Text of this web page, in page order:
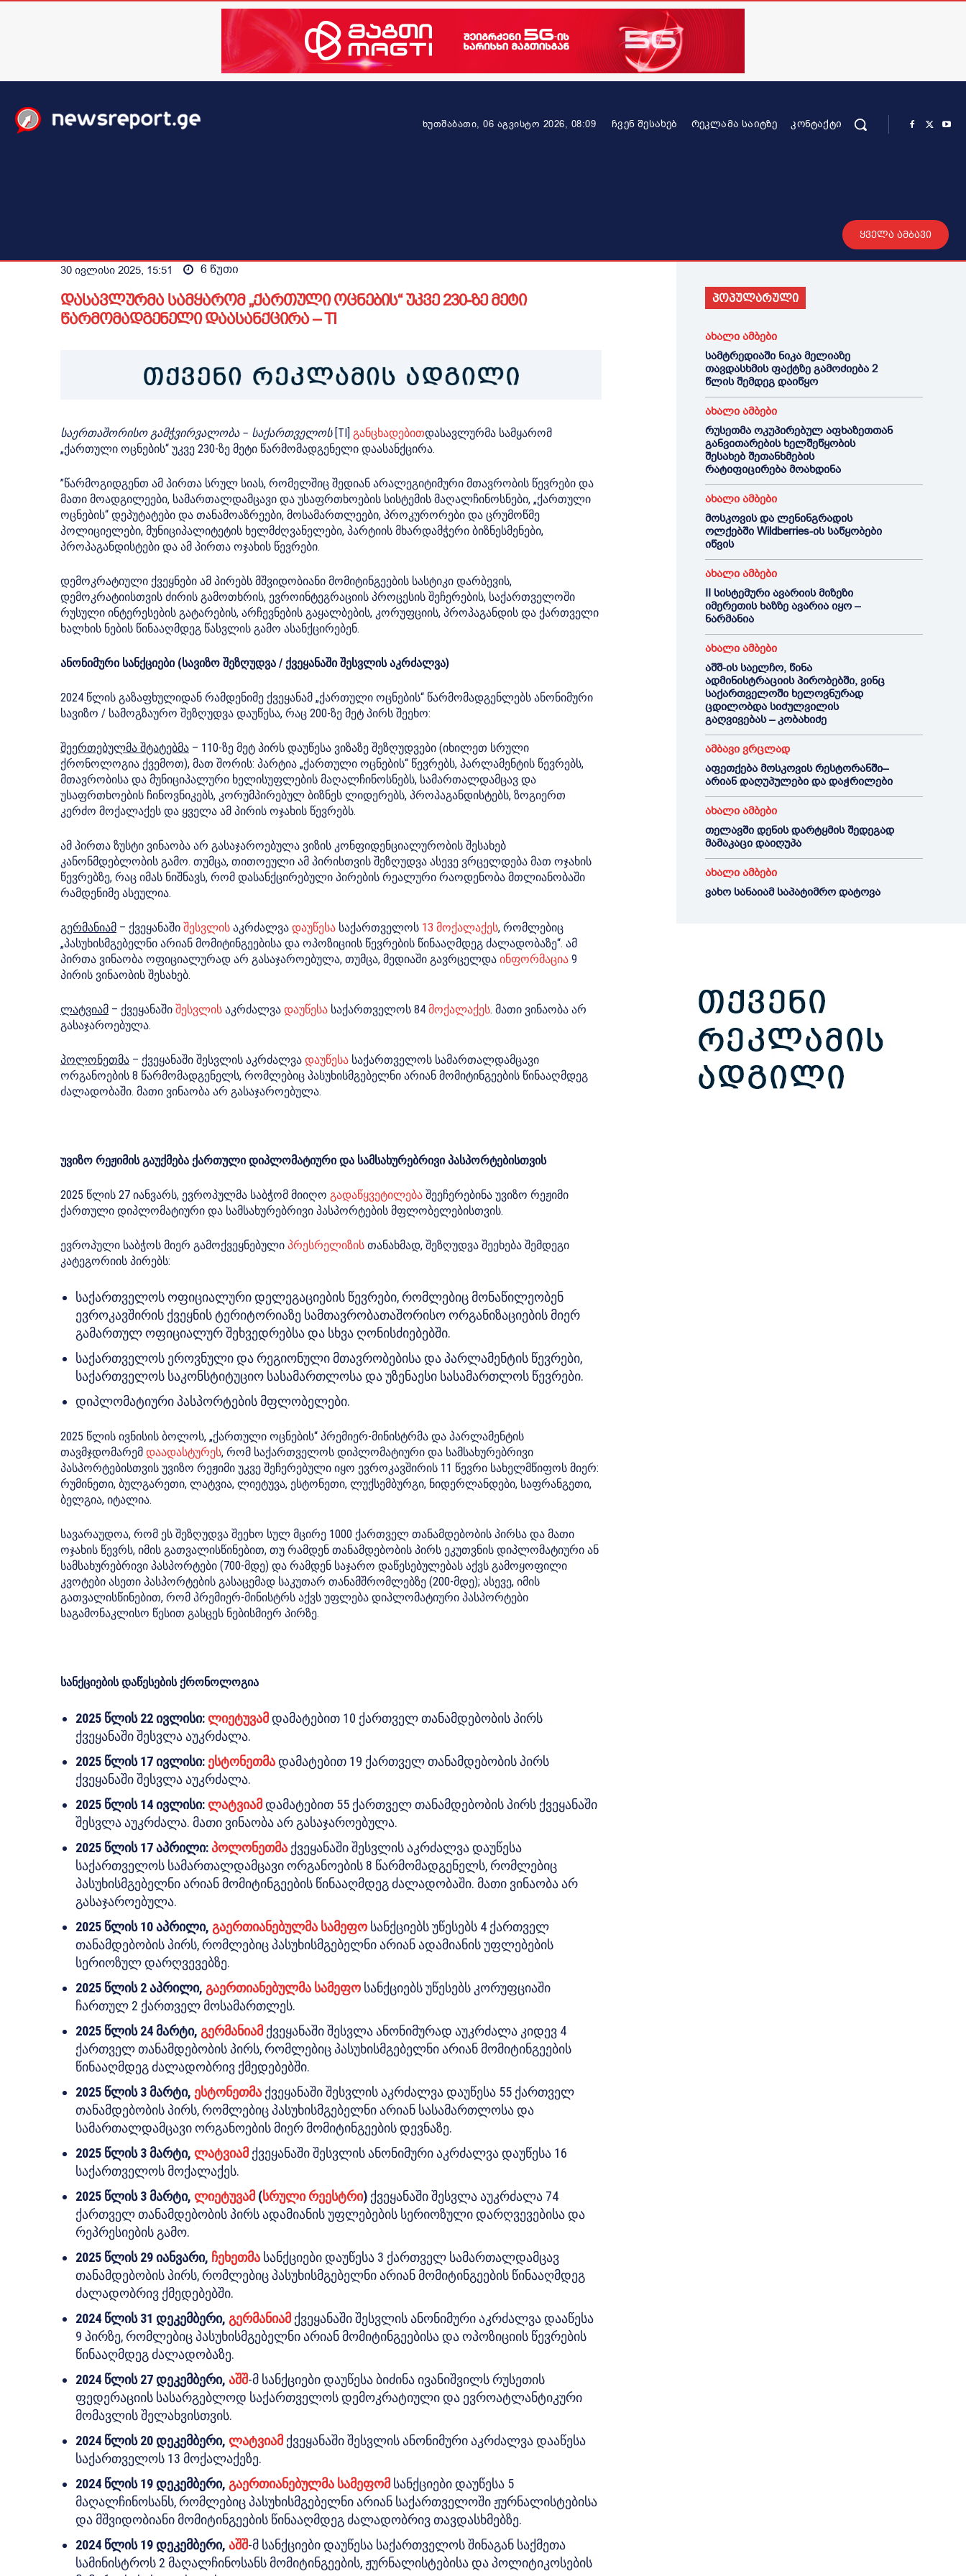
ხუთშაბათი, 06 აგვისტო 2026, 08:09 ᲩᲕᲔᲜ ᲨᲔᲡᲐᲮᲔᲑ ᲠᲔᲙᲚᲐᲛᲐ ᲡᲐᲘᲢᲖᲔ ᲙᲝᲜᲢᲐᲥᲢᲘ
ყველა ამბავი
30 ივლისი 2025, 15:51 6 წუთი
დასავლურმა სამყარომ „ქართული ოცნების“ უკვე 230-ზე მეტი
წარმომადგენელი დაასანქცირა – TI
საერთაშორისო გამჭვირვალობა – საქართველოს [TI] განცხადებითდასავლურმა სამყარომ
„ქართული ოცნების“ უკვე 230-ზე მეტი წარმომადგენელი დაასანქცირა.
”წარმოგიდგენთ ამ პირთა სრულ სიას, რომელშიც შედიან არალეგიტიმური მთავრობის წევრები და
მათი მოადგილეები, სამართალდამცავი და უსაფრთხოების სისტემის მაღალჩინოსნები, „ქართული
ოცნების“ დეპუტატები და თანამოაზრეები, მოსამართლეები, პროკურორები და ცრუმოწმე
პოლიციელები, მუნიციპალიტეტის ხელმძღვანელები, პარტიის მხარდამჭერი ბიზნესმენები,
პროპაგანდისტები და ამ პირთა ოჯახის წევრები.
დემოკრატიული ქვეყნები ამ პირებს მშვიდობიანი მომიტინგეების სასტიკი დარბევის,
დემოკრატიისთვის ძირის გამოთხრის, ევროინტეგრაციის პროცესის შეჩერების, საქართველოში
რუსული ინტერესების გატარების, არჩევნების გაყალბების, კორუფციის, პროპაგანდის და ქართველი
ხალხის ნების წინააღმდეგ წასვლის გამო ასანქცირებენ.
ანონიმური სანქციები (სავიზო შეზღუდვა / ქვეყანაში შესვლის აკრძალვა)
2024 წლის გაზაფხულიდან რამდენიმე ქვეყანამ „ქართული ოცნების“ წარმომადგენლებს ანონიმური
სავიზო / სამოგზაურო შეზღუდვა დაუწესა, რაც 200-ზე მეტ პირს შეეხო:
შეერთებულმა შტატებმა – 110-ზე მეტ პირს დაუწესა ვიზაზე შეზღუდვები (იხილეთ სრული
ქრონოლოგია ქვემოთ), მათ შორის: პარტია „ქართული ოცნების“ წევრებს, პარლამენტის წევრებს,
მთავრობისა და მუნიციპალური ხელისუფლების მაღალჩინოსნებს, სამართალდამცავ და
უსაფრთხოების ჩინოვნიკებს, კორუმპირებულ ბიზნეს ლიდერებს, პროპაგანდისტებს, ზოგიერთ
კერძო მოქალაქეს და ყველა ამ პირის ოჯახის წევრებს.
ამ პირთა ზუსტი ვინაობა არ გასაჯაროებულა ვიზის კონფიდენციალურობის შესახებ
კანონმდებლობის გამო. თუმცა, თითოეული ამ პირისთვის შეზღუდვა ასევე ვრცელდება მათ ოჯახის
წევრებზე, რაც იმას ნიშნავს, რომ დასანქცირებული პირების რეალური რაოდენობა მთლიანობაში
რამდენიმე ასეულია.
გერმანიამ – ქვეყანაში შესვლის აკრძალვა დაუწესა საქართველოს 13 მოქალაქეს, რომლებიც
„პასუხისმგებელნი არიან მომიტინგეებისა და ოპოზიციის წევრების წინააღმდეგ ძალადობაზე“. ამ
პირთა ვინაობა ოფიციალურად არ გასაჯაროებულა, თუმცა, მედიაში გავრცელდა ინფორმაცია 9
პირის ვინაობის შესახებ.
ლატვიამ – ქვეყანაში შესვლის აკრძალვა დაუწესა საქართველოს 84 მოქალაქეს. მათი ვინაობა არ
გასაჯაროებულა.
პოლონეთმა – ქვეყანაში შესვლის აკრძალვა დაუწესა საქართველოს სამართალდამცავი
ორგანოების 8 წარმომადგენელს, რომლებიც პასუხისმგებელნი არიან მომიტინგეების წინააღმდეგ
ძალადობაში. მათი ვინაობა არ გასაჯაროებულა.
უვიზო რეჟიმის გაუქმება ქართული დიპლომატიური და სამსახურებრივი პასპორტებისთვის
2025 წლის 27 იანვარს, ევროპულმა საბჭომ მიიღო გადაწყვეტილება შეეჩერებინა უვიზო რეჟიმი
ქართული დიპლომატიური და სამსახურებრივი პასპორტების მფლობელებისთვის.
ევროპული საბჭოს მიერ გამოქვეყნებული პრესრელიზის თანახმად, შეზღუდვა შეეხება შემდეგი
კატეგორიის პირებს:
საქართველოს ოფიციალური დელეგაციების წევრები, რომლებიც მონაწილეობენ
ევროკავშირის ქვეყნის ტერიტორიაზე სამთავრობათაშორისო ორგანიზაციების მიერ
გამართულ ოფიციალურ შეხვედრებსა და სხვა ღონისძიებებში.
საქართველოს ეროვნული და რეგიონული მთავრობებისა და პარლამენტის წევრები,
საქართველოს საკონსტიტუციო სასამართლოსა და უზენაესი სასამართლოს წევრები.
დიპლომატიური პასპორტების მფლობელები.
2025 წლის ივნისის ბოლოს, „ქართული ოცნების“ პრემიერ-მინისტრმა და პარლამენტის
თავმჯდომარემ დაადასტურეს, რომ საქართველოს დიპლომატიური და სამსახურებრივი
პასპორტებისთვის უვიზო რეჟიმი უკვე შეჩერებული იყო ევროკავშირის 11 წევრი სახელმწიფოს მიერ:
რუმინეთი, ბულგარეთი, ლატვია, ლიეტუვა, ესტონეთი, ლუქსემბურგი, ნიდერლანდები, საფრანგეთი,
ბელგია, იტალია.
სავარაუდოა, რომ ეს შეზღუდვა შეეხო სულ მცირე 1000 ქართველ თანამდებობის პირსა და მათი
ოჯახის წევრს, იმის გათვალისწინებით, თუ რამდენ თანამდებობის პირს ეკუთვნის დიპლომატიური ან
სამსახურებრივი პასპორტები (700-მდე) და რამდენ საჯარო დაწესებულებას აქვს გამოყოფილი
კვოტები ასეთი პასპორტების გასაცემად საკუთარ თანამშრომლებზე (200-მდე); ასევე, იმის
გათვალისწინებით, რომ პრემიერ-მინისტრს აქვს უფლება დიპლომატიური პასპორტები
საგამონაკლისო წესით გასცეს ნებისმიერ პირზე.
სანქციების დაწესების ქრონოლოგია
2025 წლის 22 ივლისი: ლიეტუვამდამატებით 10 ქართველ თანამდებობის პირს
ქვეყანაში შესვლა აუკრძალა.
2025 წლის 17 ივლისი: ესტონეთმადამატებით 19 ქართველ თანამდებობის პირს
ქვეყანაში შესვლა აუკრძალა.
2025 წლის 14 ივლისი: ლატვიამდამატებით 55 ქართველ თანამდებობის პირს ქვეყანაში
შესვლა აუკრძალა. მათი ვინაობა არ გასაჯაროებულა.
2025 წლის 17 აპრილი: პოლონეთმა ქვეყანაში შესვლის აკრძალვა დაუწესა
საქართველოს სამართალდამცავი ორგანოების 8 წარმომადგენელს, რომლებიც
პასუხისმგებელნი არიან მომიტინგეების წინააღმდეგ ძალადობაში. მათი ვინაობა არ
გასაჯაროებულა.
2025 წლის 10 აპრილი, გაერთიანებულმა სამეფო სანქციებს უწესებს 4 ქართველ
თანამდებობის პირს, რომლებიც პასუხისმგებელნი არიან ადამიანის უფლებების
სერიოზულ დარღვევებზე.
2025 წლის 2 აპრილი, გაერთიანებულმა სამეფო სანქციებს უწესებს კორუფციაში
ჩართულ 2 ქართველ მოსამართლეს.
2025 წლის 24 მარტი, გერმანიამ ქვეყანაში შესვლა ანონიმურად აუკრძალა კიდევ 4
ქართველ თანამდებობის პირს, რომლებიც პასუხისმგებელნი არიან მომიტინგეების
წინააღმდეგ ძალადობრივ ქმედებებში.
2025 წლის 3 მარტი, ესტონეთმა ქვეყანაში შესვლის აკრძალვა დაუწესა 55 ქართველ
თანამდებობის პირს, რომლებიც პასუხისმგებელნი არიან სასამართლოსა და
სამართალდამცავი ორგანოების მიერ მომიტინგეების დევნაზე.
2025 წლის 3 მარტი, ლატვიამ ქვეყანაში შესვლის ანონიმური აკრძალვა დაუწესა 16
საქართველოს მოქალაქეს.
2025 წლის 3 მარტი, ლიეტუვამ (სრული რეესტრი) ქვეყანაში შესვლა აუკრძალა 74
ქართველ თანამდებობის პირს ადამიანის უფლებების სერიოზული დარღვევებისა და
რეპრესიების გამო.
2025 წლის 29 იანვარი, ჩეხეთმა სანქციები დაუწესა 3 ქართველ სამართალდამცავ
თანამდებობის პირს, რომლებიც პასუხისმგებელნი არიან მომიტინგეების წინააღმდეგ
ძალადობრივ ქმედებებში.
2024 წლის 31 დეკემბერი, გერმანიამ ქვეყანაში შესვლის ანონიმური აკრძალვა დააწესა
9 პირზე, რომლებიც პასუხისმგებელნი არიან მომიტინგეებისა და ოპოზიციის წევრების
წინააღმდეგ ძალადობაზე.
2024 წლის 27 დეკემბერი, აშშ-მ სანქციები დაუწესა ბიძინა ივანიშვილს რუსეთის
ფედერაციის სასარგებლოდ საქართველოს დემოკრატიული და ევროატლანტიკური
მომავლის შელახვისთვის.
2024 წლის 20 დეკემბერი, ლატვიამ ქვეყანაში შესვლის ანონიმური აკრძალვა დააწესა
საქართველოს 13 მოქალაქეზე.
2024 წლის 19 დეკემბერი, გაერთიანებულმა სამეფომ სანქციები დაუწესა 5
მაღალჩინოსანს, რომლებიც პასუხისმგებელნი არიან საქართველოში ჟურნალისტებისა
და მშვიდობიანი მომიტინგეების წინააღმდეგ ძალადობრივ თავდასხმებზე.
2024 წლის 19 დეკემბერი, აშშ-მ სანქციები დაუწესა საქართველოს შინაგან საქმეთა
სამინისტროს 2 მაღალჩინოსანს მომიტინგეების, ჟურნალისტებისა და პოლიტიკოსების
პოპულარული
ახალი ამბები
სამტრედიაში ნიკა მელიაზე
თავდასხმის ფაქტზე გამოძიება 2
წლის შემდეგ დაიწყო
ახალი ამბები
რუსეთმა ოკუპირებულ აფხაზეთთან
განვითარების ხელშეწყობის
შესახებ შეთანხმების
რატიფიცირება მოახდინა
ახალი ამბები
მოსკოვის და ლენინგრადის
ოლქებში Wildberries-ის საწყობები
იწვის
ახალი ამბები
II სისტემური ავარიის მიზეზი
იმერეთის ხაზზე ავარია იყო –
ნარმანია
ახალი ამბები
აშშ-ის საელჩო, წინა
ადმინისტრაციის პირობებში, ვინც
საქართველოში ხელოვნურად
ცდილობდა სიძულვილის
გაღვივებას – კობახიძე
ამბავი ვრცლად
აფეთქება მოსკოვის რესტორანში–
არიან დაღუპულები და დაჭრილები
ახალი ამბები
თელავში დენის დარტყმის შედეგად
მამაკაცი დაიღუპა
ახალი ამბები
ვახო სანაიამ საპატიმრო დატოვა